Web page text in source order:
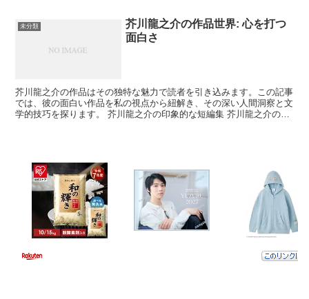
未分類
芥川龍之介の作品世界: 心を打つ
面白さ
芥川龍之介の作品はその独特な魅力で読者を引き込みます。この記事
では、彼の面白い作品を私の視点から紐解き、その深い人間洞察と文
学的技巧を探ります。 芥川龍之介の印象的な短編集 芥川龍之介の短